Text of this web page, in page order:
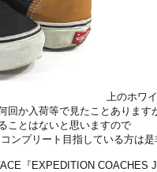
上のホワ
回か入荷等で見たことあります
ことはないと思いますので
ンプリート目指している方は是
『EXPEDITION COACHES